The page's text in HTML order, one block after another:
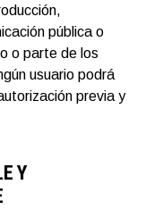
pública o
o parte de los
usuario podrá
previa y
Y